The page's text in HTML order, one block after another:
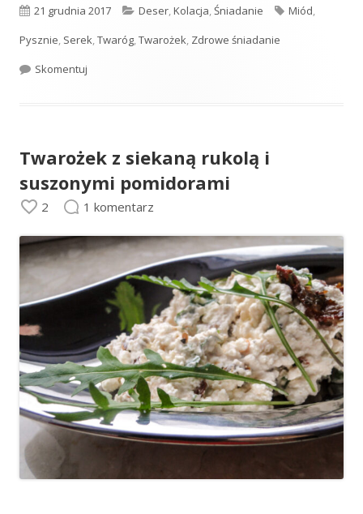
Opublikowano
21 grudnia 2017 Kategorie
Deser,Kolacja,Śniadanie Tagi
Miód,
Pysznie, Serek,Twaróg,Twarożek, Zdrowe śniadanie
Skomentuj
Twarożek z siekaną rukolą i
suszonymi pomidorami
2 1 komentarz